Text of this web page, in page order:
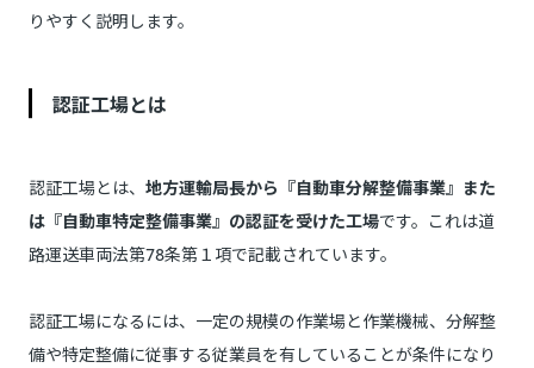
りやすく説明します。
認証工場とは
認証工場とは、 地方運輸局長から『自動車分解整備事業』また
は『自動車特定整備事業』の認証を受けた工場です。これは道
路運送車両法第78条第１項で記載されています。
認証工場になるには、一定の規模の作業場と作業機械、分解整
備や特定整備に従事する従業員を有していることが条件になり